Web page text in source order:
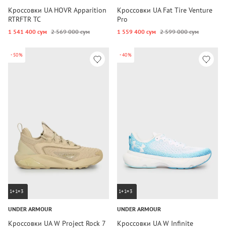
Кроссовки UA HOVR Apparition
RTRFTR TC
1 541 400 сум 2 569 000 сум
Кроссовки UA Fat Tire Venture
Pro
1 559 400 сум 2 599 000 сум
-50%
1+1=3
UNDER ARMOUR
Кроссовки UA W Project Rock 7
-40%
1+1=3
UNDER ARMOUR
Кроссовки UA W Infinite